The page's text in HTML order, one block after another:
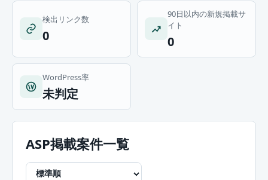
検出リンク数
0
90日以内の新規掲載サ
イト
0
WordPress率
未判定
ASP掲載案件一覧